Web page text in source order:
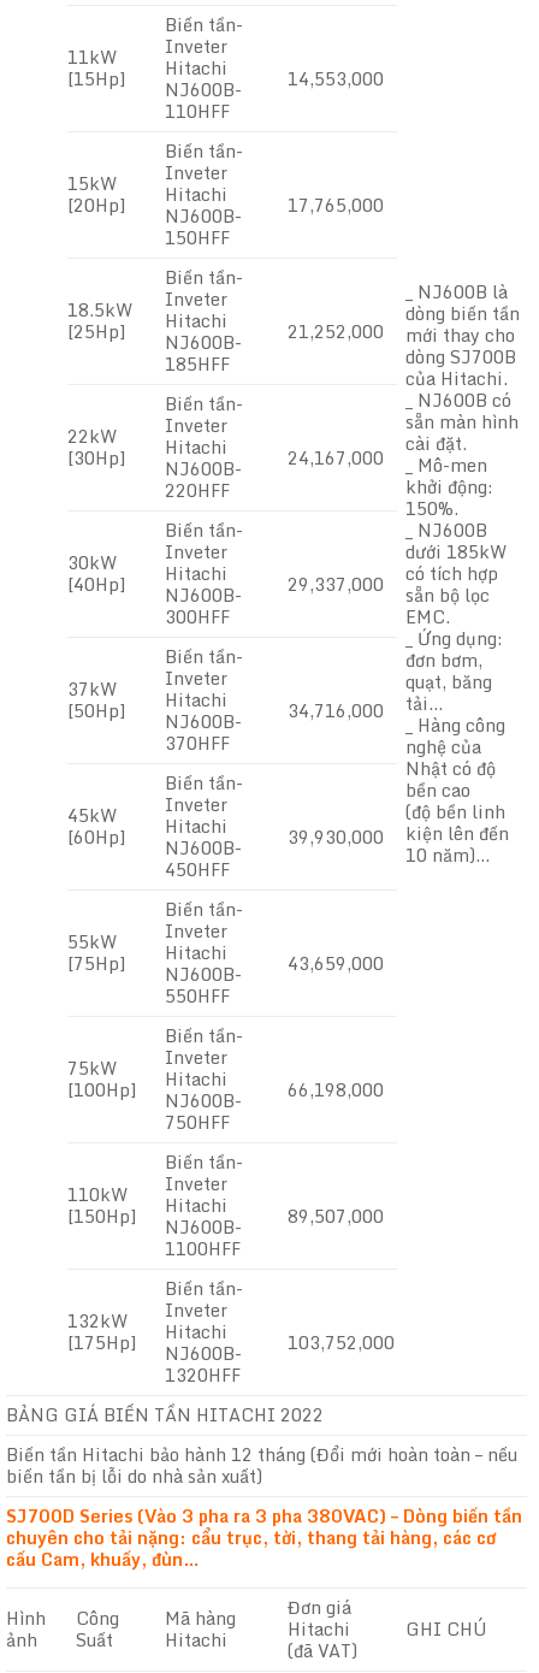
_ NJ600B là
dòng biến tần
mới thay cho
dòng SJ700B
của Hitachi.
_ NJ600B có
sẵn màn hình
cài đặt.
_ Mô-men
khởi động:
150%.
_ NJ600B
dưới 185kW
có tích hợp
sẵn bộ lọc
EMC.
_ Ứng dụng:
đơn bơm,
quạt, băng
tải…
_ Hàng công
nghệ của
Nhật có độ
bền cao
(độ bền linh
kiện lên đến
10 năm)…
11kW
[15Hp]
Biến tần-
Inveter
Hitachi
NJ600B-
110HFF
14,553,000
15kW
[20Hp]
Biến tần-
Inveter
Hitachi
NJ600B-
150HFF
17,765,000
18.5kW
[25Hp]
Biến tần-
Inveter
Hitachi
NJ600B-
185HFF
21,252,000
22kW
[30Hp]
Biến tần-
Inveter
Hitachi
NJ600B-
220HFF
24,167,000
30kW
[40Hp]
Biến tần-
Inveter
Hitachi
NJ600B-
300HFF
29,337,000
37kW
[50Hp]
Biến tần-
Inveter
Hitachi
NJ600B-
370HFF
34,716,000
45kW
[60Hp]
Biến tần-
Inveter
Hitachi
NJ600B-
450HFF
39,930,000
55kW
[75Hp]
Biến tần-
Inveter
Hitachi
NJ600B-
550HFF
43,659,000
75kW
[100Hp]
Biến tần-
Inveter
Hitachi
NJ600B-
750HFF
66,198,000
110kW
[150Hp]
Biến tần-
Inveter
Hitachi
NJ600B-
1100HFF
89,507,000
132kW
[175Hp]
Biến tần-
Inveter
Hitachi
NJ600B-
1320HFF
103,752,000
BẢNG GIÁ BIẾN TẦN HITACHI 2022
Biến tần Hitachi bảo hành 12 tháng (Đổi mới hoàn toàn – nếu
biến tần bị lỗi do nhà sản xuất)
SJ700D Series (Vào 3 pha ra 3 pha 380VAC) – Dòng biến tần
chuyên cho tải nặng: cẩu trục, tời, thang tải hàng, các cơ
cấu Cam, khuấy, đùn…
Hình
ảnh
Công
Suất
Mã hàng
Hitachi
Đơn giá
Hitachi
(đã VAT)
GHI CHÚ